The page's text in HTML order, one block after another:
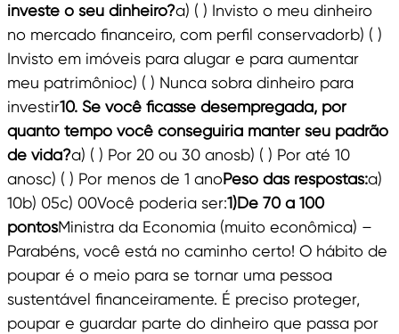
investe o seu dinheiro?a) ( ) Invisto o meu dinheiro
no mercado financeiro, com perfil conservadorb) ( )
Invisto em imóveis para alugar e para aumentar
meu patrimônioc) ( ) Nunca sobra dinheiro para
investir10. Se você ficasse desempregada, por
quanto tempo você conseguiria manter seu padrão
de vida?a) ( ) Por 20 ou 30 anosb) ( ) Por até 10
anosc) ( ) Por menos de 1 anoPeso das respostas:a)
10b) 05c) 00Você poderia ser:1)De 70 a 100
pontosMinistra da Economia (muito econômica) –
Parabéns, você está no caminho certo! O hábito de
poupar é o meio para se tornar uma pessoa
sustentável financeiramente. É preciso proteger,
poupar e guardar parte do dinheiro que passa por